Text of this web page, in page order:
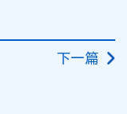
下一篇